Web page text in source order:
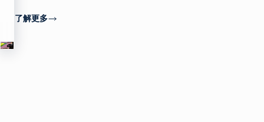
了解更多
All rights
reserved.